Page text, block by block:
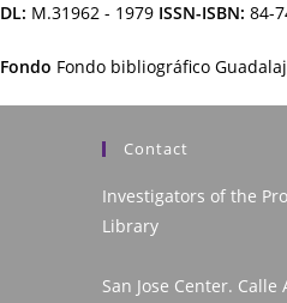
DL: M.31962 - 1979 ISSN-ISBN: 84-
Fondo Fondo bibliográfico
Contact
Investigators of the
Library
San Jose Center. Calle